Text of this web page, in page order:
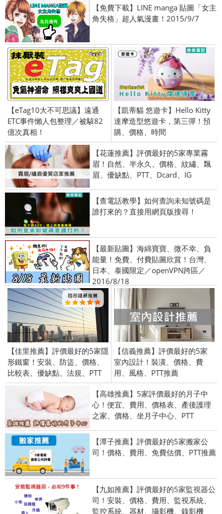
【免費下載】LINE manga 貼圖「女主
角失格」超人氣漫畫！2015/9/7
【eTag10大不可思議】遠通
ETC事件懶人包整理／被駭82
億次真相！
【凱蒂貓 悠遊卡】Hello Kitty
達摩造型悠遊卡，第三彈！預
購、價格、時間
【花蓮推薦】評價最好的5家專業霧
眉！自然、半永久、價格、紋繡、飄
眉、優缺點、PTT、Dcard、IG
【查電話教學】如何查詢未知號碼是
誰打來的？直接用網頁版搜尋！
【最新貼圖】海綿寶寶、微不幸、負
能量！免費、付費貼圖欣賞！台灣、
日本、泰國限定／openVPN跨區／
2016/8/18
【佳里推薦】評價最好的5家隱
形鐵窗！安裝、防盜、價格、
比較表、優缺點、法規、PTT
【信義推薦】評價最好的5家
室內設計！裝潢、價格、費
用、風格、PTT推薦
【高雄推薦】5家評價最好的月子中
心！便宜、費用、價格表、產後護理
之家、價格、坐月子中心、PTT
【潭子推薦】評價最好的5家搬家公
司！價格、費用、免費估價、PTT推薦
【九如推薦】評價最好的5家監視器公
司！安裝、價格、費用、監視系統、
監控系統、器材、攝影機、錄影機